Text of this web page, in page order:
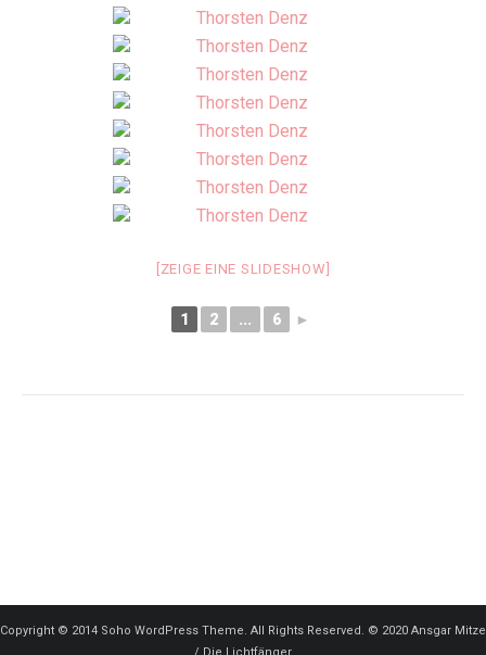
[ZEIGE EINE SLIDESHOW]
1 2 ... 6 ►
Copyright © 2014 Soho WordPress Theme. All Rights Reserved. © 2020 Ansgar Mitze